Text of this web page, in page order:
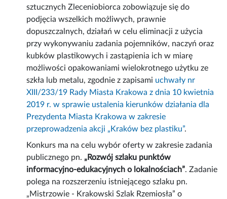
sztucznych Zleceniobiorca zobowiązuje się do
podjęcia wszelkich możliwych, prawnie
dopuszczalnych, działań w celu eliminacji z użycia
przy wykonywaniu zadania pojemników, naczyń oraz
kubków plastikowych i zastąpienia ich w miarę
możliwości opakowaniami wielokrotnego użytku ze
szkła lub metalu, zgodnie z zapisami uchwały nr
XIII/233/19 Rady Miasta Krakowa z dnia 10 kwietnia
2019 r. w sprawie ustalenia kierunków działania dla
Prezydenta Miasta Krakowa w zakresie
przeprowadzenia akcji „Kraków bez plastiku”.
Konkurs ma na celu wybór oferty w zakresie zadania
publicznego pn. „Rozwój szlaku punktów
informacyjno-edukacyjnych o lokalnościach”. Zadanie
polega na rozszerzeniu istniejącego szlaku pn.
„Mistrzowie - Krakowski Szlak Rzemiosła” o